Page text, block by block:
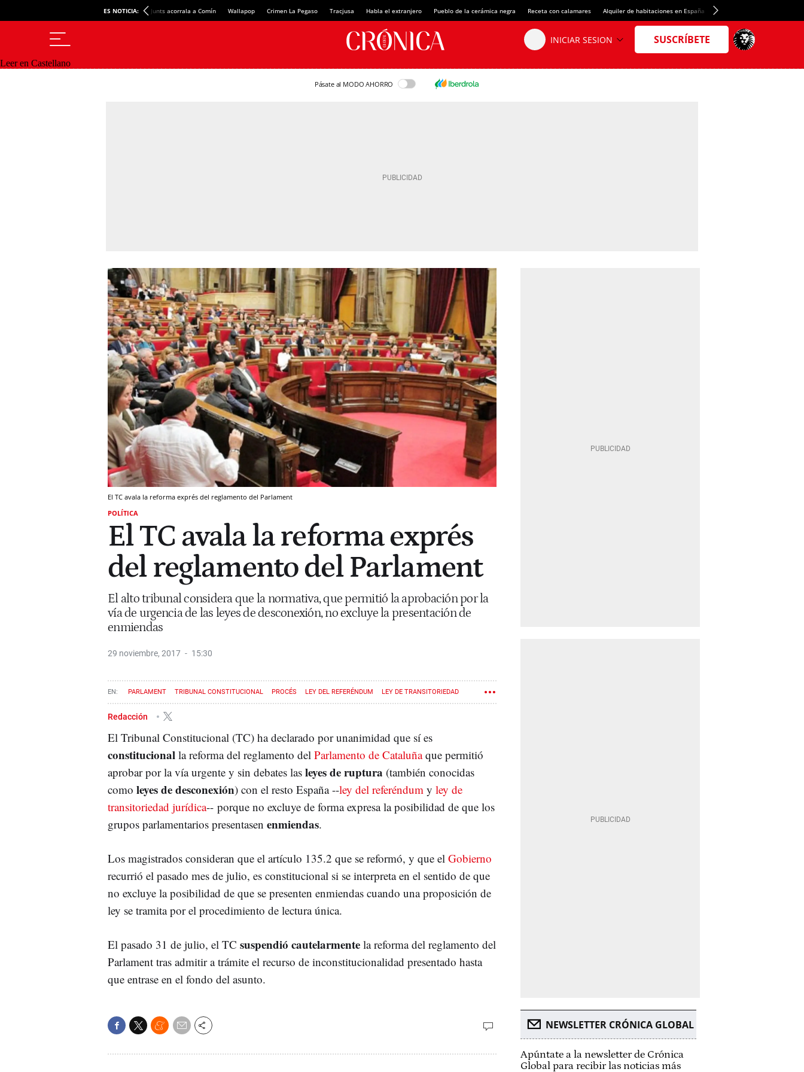
ES NOTICIA: Junts acorrala a Comín Wallapop Crimen La Pegaso Tracjusa Habla el extranjero Pueblo de la cerámica negra Receta con calamares Alquiler de habitaciones en España Crédito del Spotify Camp Nou
Leer en Castellano
Pásate al MODO AHORRO
El TC avala la reforma exprés del reglamento del Parlament
POLÍTICA
El TC avala la reforma exprés
del reglamento del Parlament
El alto tribunal considera que la normativa, que permitió la aprobación por la
vía de urgencia de las leyes de desconexión, no excluye la presentación de
enmiendas
29 noviembre, 2017 15:30
PARLAMENT TRIBUNAL CONSTITUCIONAL PROCÉS LEY DEL REFERÉNDUM LEY DE TRANSITORIEDAD
Redacción
El Tribunal Constitucional (TC) ha declarado por unanimidad que sí es
constitucional la reforma del reglamento del Parlamento de Cataluñaque permitió
aprobar por la vía urgente y sin debates las leyes de ruptura (también conocidas
como leyes de desconexión) con el resto España --ley del referéndum y ley de
transitoriedad jurídica-- porque no excluye de forma expresa la posibilidad de que los
grupos parlamentarios presentasen enmiendas.
Los magistrados consideran que el artículo 135.2 que se reformó, y que el Gobierno
recurrió el pasado mes de julio, es constitucional si se interpreta en el sentido de que
no excluye la posibilidad de que se presenten enmiendas cuando una proposición de
ley se tramita por el procedimiento de lectura única.
El pasado 31 de julio, el TC suspendió cautelarmente la reforma del reglamento del
Parlament tras admitir a trámite el recurso de inconstitucionalidad presentado hasta
que entrase en el fondo del asunto.
NEWSLETTER CRÓNICA GLOBAL
Apúntate a la newsletter de Crónica
Global para recibir las noticias más